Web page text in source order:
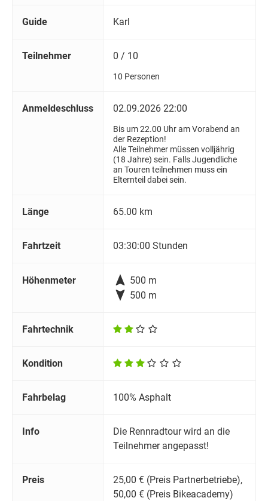
Guide Karl
Teilnehmer 0 / 10
10 Personen
Anmeldeschluss 02.09.2026 22:00
Bis um 22.00 Uhr am Vorabend an
der Rezeption!
Alle Teilnehmer müssen volljährig
(18 Jahre) sein. Falls Jugendliche
an Touren teilnehmen muss ein
Elternteil dabei sein.
Länge 65.00 km
Fahrtzeit 03:30:00 Stunden
Höhenmeter  500 m
 500 m
Fahrtechnik
Kondition
Fahrbelag 100% Asphalt
Info
Die Rennradtour wird an die
Teilnehmer angepasst!
Preis
25,00 € (Preis Partnerbetriebe),
50,00 € (Preis Bikeacademy)